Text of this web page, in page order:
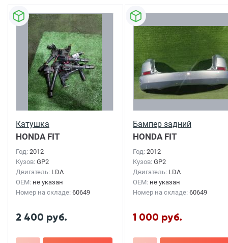
Катушка
HONDA FIT
SHUTTLE
Год: 2012
Кузов: GP2
Двигатель: LDA
OEM: не указан
Номер на складе: 60649
2 400 руб.
Бампер задний
HONDA FIT
SHUTTLE
Год: 2012
Кузов: GP2
Двигатель: LDA
OEM: не указан
Номер на складе: 60649
1 000 руб.